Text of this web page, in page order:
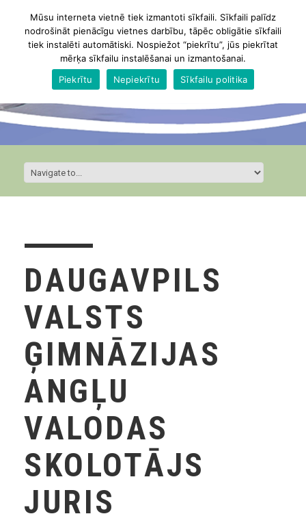
DAUGAVPILS
VALSTS
ĢIMNĀZIJAS
ANGĻU
VALODAS
SKOLOTĀJS
JURIS
Mūsu interneta vietnē tiek izmantoti sīkfaili. Sīkfaili palīdz
nodrošināt pienācīgu vietnes darbību, tāpēc obligātie sīkfaili
tiek instalēti automātiski. Nospiežot “piekrītu”, jūs piekrītat
mērķa sīkfailu instalēšanai un izmantošanai.
Piekrītu
Nepiekrītu Sīkfailu politika